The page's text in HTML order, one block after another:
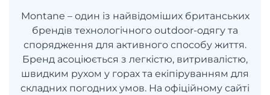
Montane – один із найвідоміших британських
брендів технологічного outdoor-одягу та
спорядження для активного способу життя.
Бренд асоціюється з легкістю, витривалістю,
швидким рухом у горах та екіпіруванням для
складних погодних умов. На офіційному сайті